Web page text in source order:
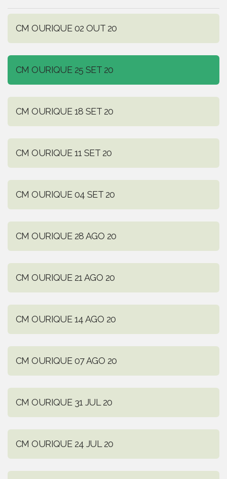
CM OURIQUE 02 OUT 20
CM OURIQUE 25 SET 20
CM OURIQUE 18 SET 20
CM OURIQUE 11 SET 20
CM OURIQUE 04 SET 20
CM OURIQUE 28 AGO 20
CM OURIQUE 21 AGO 20
CM OURIQUE 14 AGO 20
CM OURIQUE 07 AGO 20
CM OURIQUE 31 JUL 20
CM OURIQUE 24 JUL 20